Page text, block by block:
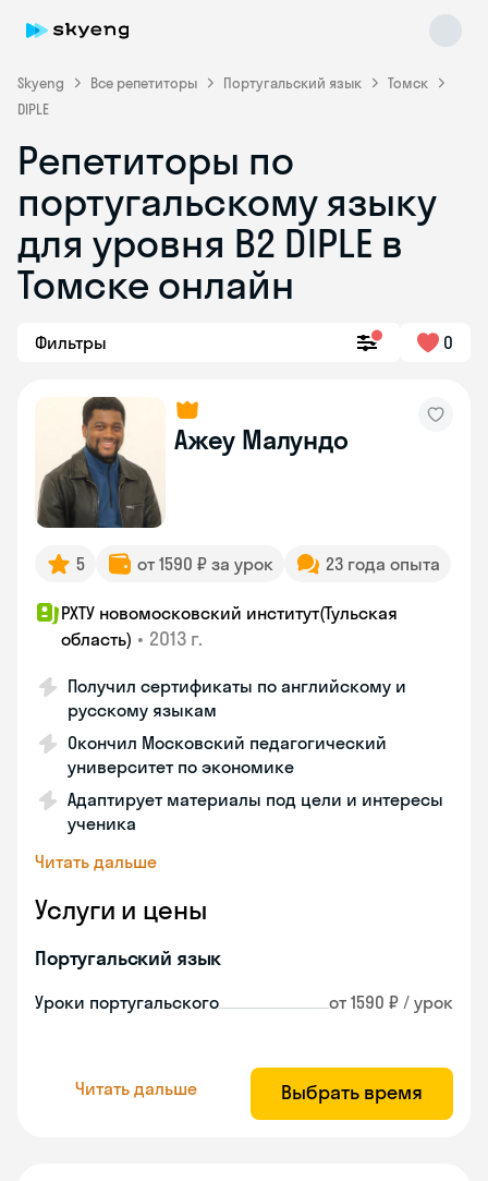
Skyeng Все репетиторы Португальский язык
Томск
DIPLE
Репетиторы по
португальскому языку
для уровня B2 DIPLE в
Томске онлайн
Фильтры 0
Ажеу Малундо
5 от 1590 ₽ за урок 23 года опыта
РХТУ новомосковский институт(Тульская
область) • 2013 г.
Получил сертификаты по английскому и
русскому языкам
Окончил Московский педагогический
университет по экономике
Адаптирует материалы под цели и интересы
ученика
Читать дальше
Услуги и цены
Португальский язык
Уроки португальского от 1590 ₽ / урок
Читать дальше Выбрать время
Skyeng Chat
online